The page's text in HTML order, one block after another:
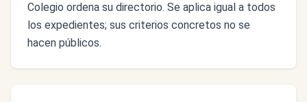
Colegio ordena su directorio. Se aplica igual a todos
los expedientes; sus criterios concretos no se
hacen públicos.